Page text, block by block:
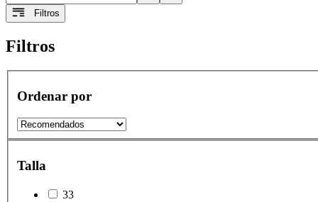
Filtros
Filtros
Ordenar por
Talla
33